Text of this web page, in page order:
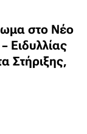
στο Νέο
Ειδυλλίας
Στήριξης,